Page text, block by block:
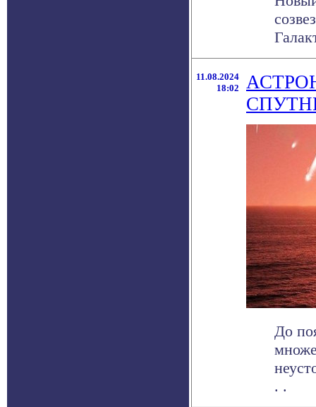
11.08.2024
18:02
До
. .